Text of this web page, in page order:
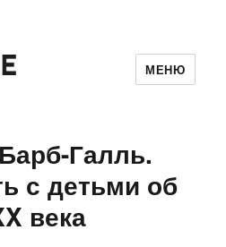
МЕНЮ
Галль.
с детьми об
века